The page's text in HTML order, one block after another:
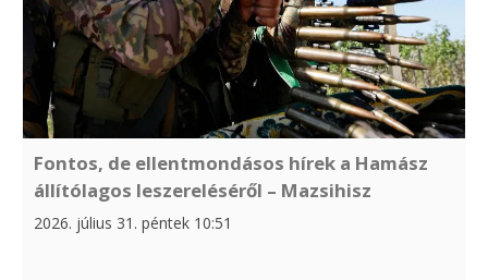
Fontos, de ellentmondásos hírek a Hamász
állítólagos leszereléséről – Mazsihisz
2026. július 31. péntek 10:51